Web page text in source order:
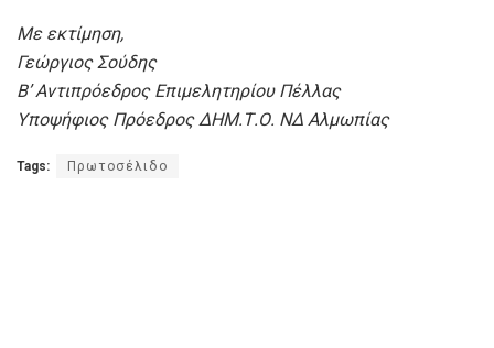
Με εκτίμηση,
Γεώργιος Σούδης
Β’ Αντιπρόεδρος Επιμελητηρίου Πέλλας
Υποψήφιος Πρόεδρος ΔΗΜ.Τ.Ο. ΝΔ Αλμωπίας
Tags: Πρωτοσέλιδο